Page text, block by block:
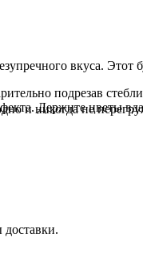
вкуса. Этот
и никогда не
подрезав
Держите цветы